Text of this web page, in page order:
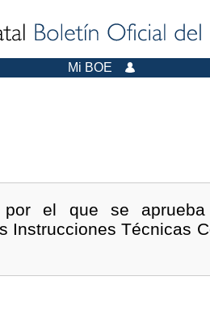
Mi BOE
el que se
Instrucciones Técnicas